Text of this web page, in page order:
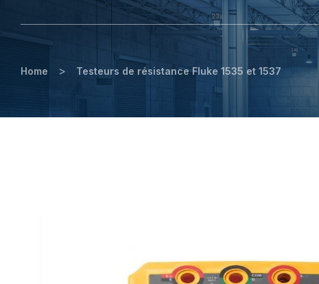
Home > Testeurs de résistance Fluke 1535 et 1537